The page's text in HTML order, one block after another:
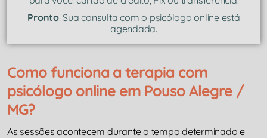
Pronto! Sua consulta com o psicólogo online está
agendada.
Como funciona a terapia com
psicólogo online em Pouso Alegre /
MG?
As sessões acontecem durante o tempo determinado e